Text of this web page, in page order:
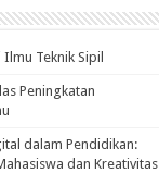
Teknik Sipil
Peningkatan
dalam Pendidikan:
dan Kreativitas